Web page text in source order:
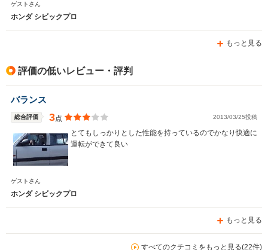
ゲストさん
ホンダ シビックプロ
もっと見る
評価の低いレビュー・評判
バランス
総合評価 3点 2013/03/25投稿
とてもしっかりとした性能を持っているのでかなり快適に
運転ができて良い
ゲストさん
ホンダ シビックプロ
もっと見る
すべてのクチコミをもっと見る(22件)